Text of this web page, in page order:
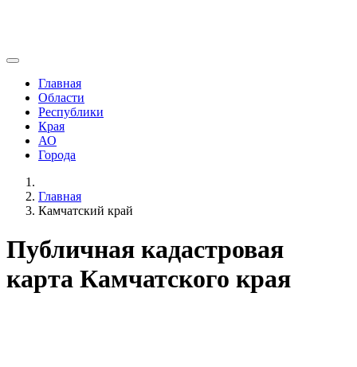
Главная
Области
Республики
Края
АО
Города
Главная
Камчатский край
Публичная кадастровая
карта Камчатского края